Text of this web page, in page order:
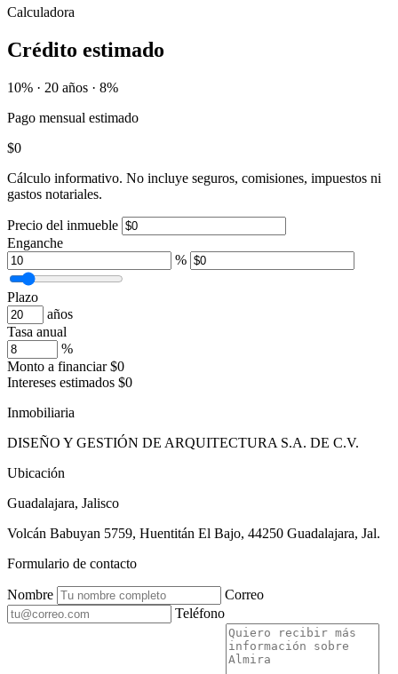
Calculadora
Crédito estimado
10% · 20 años · 8%
Pago mensual estimado
$0
Cálculo informativo. No incluye seguros, comisiones, impuestos ni
gastos notariales.
Precio del inmueble
Enganche
%
Plazo
años
Tasa anual
%
Monto a financiar $0
Intereses estimados $0
Inmobiliaria
DISEÑO Y GESTIÓN DE ARQUITECTURA S.A. DE C.V.
Ubicación
Guadalajara, Jalisco
Volcán Babuyan 5759, Huentitán El Bajo, 44250 Guadalajara, Jal.
Formulario de contacto
Nombre
Correo
Teléfono